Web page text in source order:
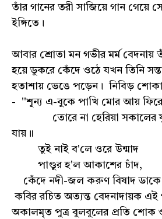
তাঁর গানের তরী সাজিয়ে গান গেয়ে
ইঙ্গিতে।
আবার শ্রোতা মন গভীর মর্ম বেদনায়
হয়ে ডুকরে কেঁদে ওঠে যখন তিনি
হতাশায় ভেঙে পড়েন। নিবিড়
- ''শূন্য এ-বুকে পাখি মোর আয়
তোরে না হেরিয়া সকালের
যায়॥
তুই নাই ব'লে ওরে উন্মাদ
পাণ্ডুর হ'ল আকাশের চাঁদ,
কেঁদে নদী-জল করুণ বিষাদ
কবির রচিত অত্যন্ত বেদনাদায়ক
অকালমৃত পুত্র বুলবুলের প্রতি শোক ও